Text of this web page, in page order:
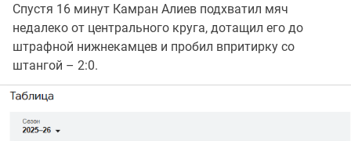
Спустя 16 минут Камран Алиев подхватил мяч
недалеко от центрального круга, дотащил его до
штрафной нижнекамцев и пробил впритирку со
штангой – 2:0.